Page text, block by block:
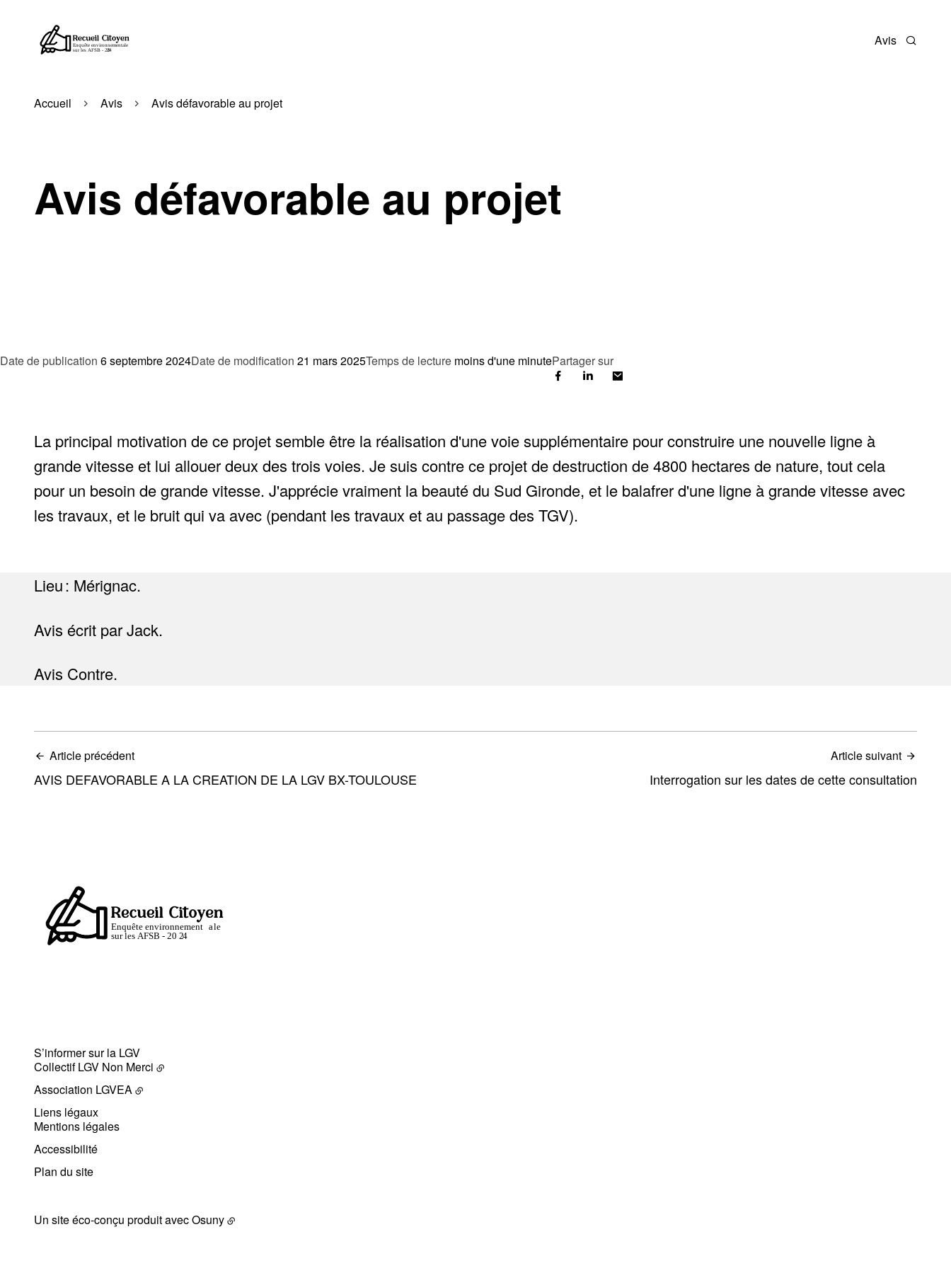
Avis
Accueil Avis Avis défavorable au projet
Avis défavorable au projet
Date de publication 6 septembre 2024Date de modification 21 mars 2025Temps de lecture moins d'une minutePartager sur
La principal motivation de ce projet semble être la réalisation d'une voie supplémentaire pour construire une nouvelle ligne à
grande vitesse et lui allouer deux des trois voies. Je suis contre ce projet de destruction de 4800 hectares de nature, tout cela
pour un besoin de grande vitesse. J'apprécie vraiment la beauté du Sud Gironde, et le balafrer d'une ligne à grande vitesse avec
les travaux, et le bruit qui va avec (pendant les travaux et au passage des TGV).
Lieu : Mérignac.
Avis écrit par Jack.
Avis Contre.
Article précédent
AVIS DEFAVORABLE A LA CREATION DE LA LGV BX-TOULOUSE
Article suivant
Interrogation sur les dates de cette consultation
S’informer sur la LGV
Collectif LGV Non Merci
Association LGVEA
Liens légaux
Mentions légales
Accessibilité
Plan du site
Un site éco-conçu produit avecOsuny